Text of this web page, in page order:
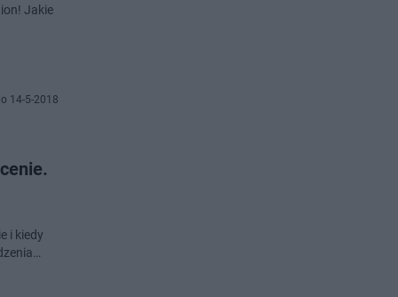
Jakie
14-5-2018
i kiedy